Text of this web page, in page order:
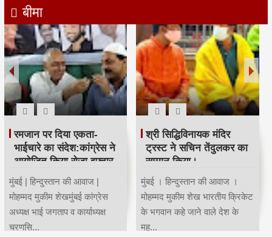
बीमा
रमजान पर दिया एकता-
भाईचारे का संदेश:कांग्रेस ने
आयोजित किया रोजा इफ्तार
मुंबई | हिन्दुस्तान की आवाज |
मोहम्मद मुकीम शेखमुंबई कांग्रेस
अध्यक्ष भाई जगताप व कार्याध्यक्ष
चरणसि...
श्री सिद्धिविनायक मंदिर
ट्रस्ट ने सचिन तेंदुलकर का
सम्मान किया।
मुंबई । हिन्दुस्तान की आवाज ।
मोहम्मद मुकीम शेख भारतीय क्रिकेट
के भगवान कहे जाने वाले देश के
मह...